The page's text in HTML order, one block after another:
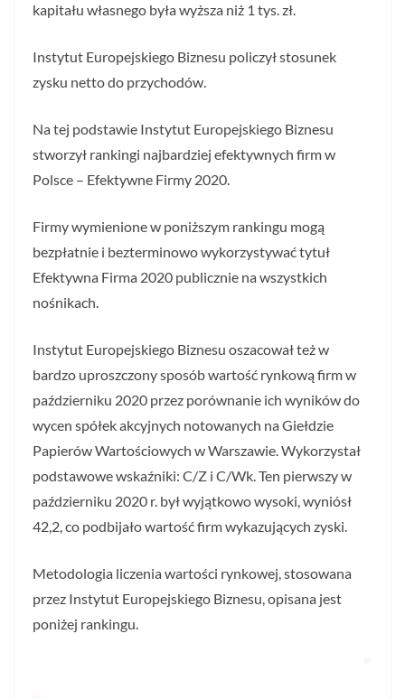
kapitału własnego była wyższa niż 1 tys. zł.
Instytut Europejskiego Biznesu policzył stosunek
zysku netto do przychodów.
Na tej podstawie Instytut Europejskiego Biznesu
stworzył rankingi najbardziej efektywnych firm w
Polsce – Efektywne Firmy 2020.
Firmy wymienione w poniższym rankingu mogą
bezpłatnie i bezterminowo wykorzystywać tytuł
Efektywna Firma 2020 publicznie na wszystkich
nośnikach.
Instytut Europejskiego Biznesu oszacował też w
bardzo uproszczony sposób wartość rynkową firm w
październiku 2020 przez porównanie ich wyników do
wycen spółek akcyjnych notowanych na Giełdzie
Papierów Wartościowych w Warszawie. Wykorzystał
podstawowe wskaźniki: C/Z i C/Wk. Ten pierwszy w
październiku 2020 r. był wyjątkowo wysoki, wyniósł
42,2, co podbijało wartość firm wykazujących zyski.
Metodologia liczenia wartości rynkowej, stosowana
przez Instytut Europejskiego Biznesu, opisana jest
poniżej rankingu.